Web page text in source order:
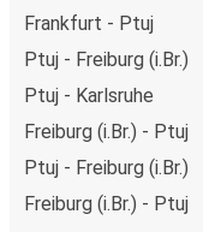
Frankfurt - Ptuj
Ptuj - Freiburg (i.Br.)
Ptuj - Karlsruhe
Freiburg (i.Br.) - Ptuj
Ptuj - Freiburg (i.Br.)
Freiburg (i.Br.) - Ptuj